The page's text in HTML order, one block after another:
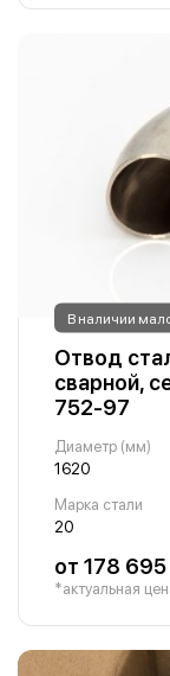
В наличии
Отвод
сварной,
752-97
Диаметр (мм)
1620
Марка стали
20
от 178 695
*актуальная